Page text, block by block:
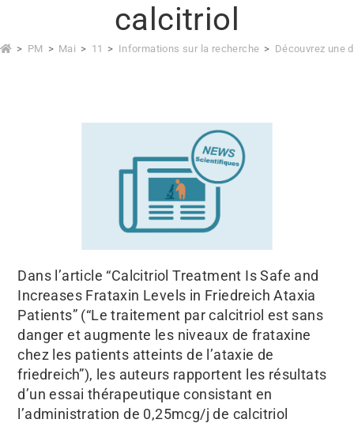
calcitriol
> PM > Mai > 11 > Informations sur la recherche > Découvrez une
Dans l’article “Calcitriol Treatment Is Safe and
Increases Frataxin Levels in Friedreich Ataxia
Patients” (“Le traitement par calcitriol est sans
danger et augmente les niveaux de frataxine
chez les patients atteints de l’ataxie de
friedreich”), les auteurs rapportent les résultats
d’un essai thérapeutique consistant en
l’administration de 0,25mcg/j de calcitriol